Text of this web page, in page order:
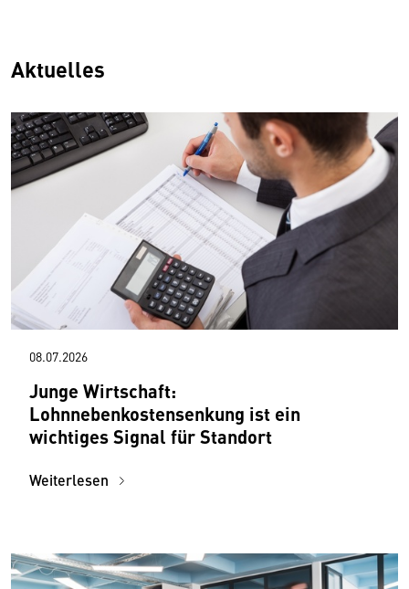
Aktuelles
08.07.2026
Junge Wirtschaft:
Lohnnebenkostensenkung ist ein
wichtiges Signal für Standort
Weiterlesen